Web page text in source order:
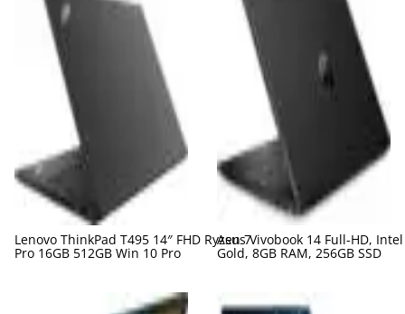
Lenovo ThinkPad T495 14″ FHD Ryzen 7
Pro 16GB 512GB Win 10 Pro
Asus Vivobook 14 Full-HD,
Gold, 8GB RAM, 256GB SSD